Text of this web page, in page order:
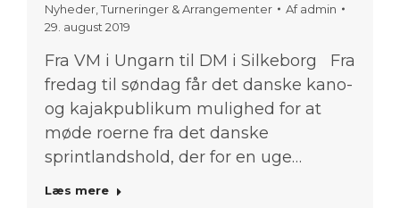
Nyheder ,Turneringer & Arrangementer Afadmin
29. august 2019
Fra VM i Ungarn til DM i Silkeborg Fra
fredag til søndag får det danske kano-
og kajakpublikum mulighed for at
møde roerne fra det danske
sprintlandshold, der for en uge…
Læs mere